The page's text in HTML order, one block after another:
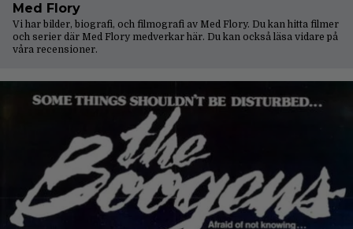
Med Flory
Vi har bilder, biografi, och filmografi av Med Flory. Du kan hitta filmer
och serier där Med Flory medverkar här. Du kan också läsa vidare på
våra recensioner.